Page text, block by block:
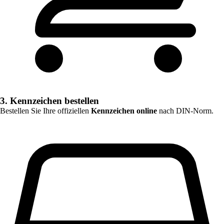
3. Kennzeichen bestellen
Bestellen Sie Ihre offiziellen Kennzeichen online nach DIN-Norm.